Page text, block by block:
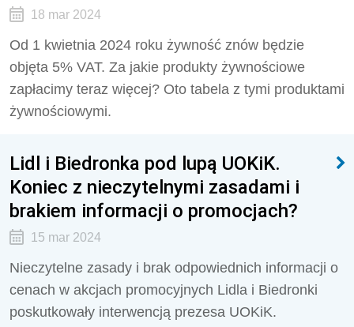
18 mar 2024
Od 1 kwietnia 2024 roku żywność znów będzie
objęta 5% VAT. Za jakie produkty żywnościowe
zapłacimy teraz więcej? Oto tabela z tymi produktami
żywnościowymi.
Lidl i Biedronka pod lupą UOKiK.
Koniec z nieczytelnymi zasadami i
brakiem informacji o promocjach?
15 mar 2024
Nieczytelne zasady i brak odpowiednich informacji o
cenach w akcjach promocyjnych Lidla i Biedronki
poskutkowały interwencją prezesa UOKiK.